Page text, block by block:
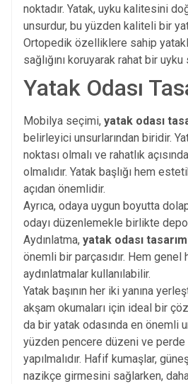
noktadır. Yatak, uyku kalitesini
unsurdur, bu yüzden kaliteli bir
Ortopedik özelliklere sahip
sağlığını koruyarak rahat bir uyku
Yatak Odası
Mobilya seçimi, yatak odası
belirleyici unsurlarından biridir.
noktası olmalı ve rahatlık
olmalıdır. Yatak başlığı hem
açıdan önemlidir.
Ayrıca, odaya uygun boyutta
odayı düzenlemekle birlikte
Aydınlatma, yatak odası
önemli bir parçasıdır. Hem genel
aydınlatmalar kullanılabilir.
Yatak başının her iki yanına
akşam okumaları için ideal bir
da bir yatak odasında en önemli
yüzden pencere düzeni ve
yapılmalıdır. Hafif kumaşlar, güneş
nazikçe girmesini sağlarken,